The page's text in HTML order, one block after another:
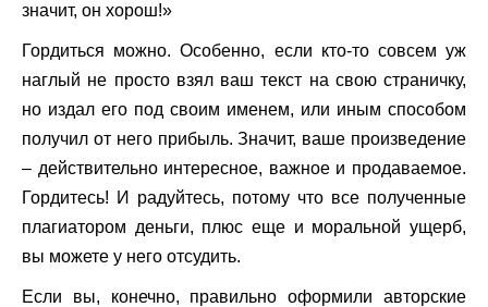
значит, он хорош!»
Гордиться можно. Особенно, если кто-то совсем уж
наглый не просто взял ваш текст на свою страничку,
но издал его под своим именем, или иным способом
получил от него прибыль. Значит, ваше произведение
– действительно интересное, важное и продаваемое.
Гордитесь! И радуйтесь, потому что все полученные
плагиатором деньги, плюс еще и моральной ущерб,
вы можете у него отсудить.
Если вы, конечно, правильно оформили авторские